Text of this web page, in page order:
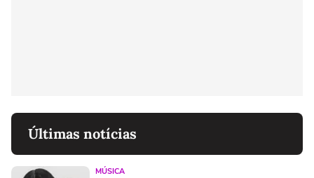
Últimas notícias
MÚSICA